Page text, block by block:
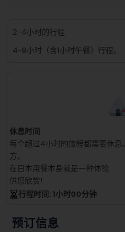
2-4小时的行程
4-8小时（含1小时午餐）行程。
休息时间
每个超过4小时的旅程都需要休息。
方。
在日本用餐本身就是一种体验
供您欣赏!
行程时间: 1小时00分钟
预订信息